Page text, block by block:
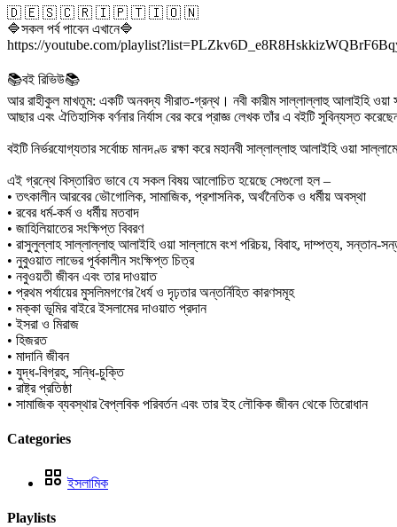
🇩 🇪 🇸 🇨 🇷 🇮 🇵 🇹 🇮 🇴 🇳
🔷সকল পর্ব পাবেন এখানে🔷
https://youtube.com/
📚বই রিভিউ📚
আর রাহীকুল মাখতূম: একটি অনবদ্য সীরাত-গ্রন্থ। নবী কারীম সাল্লাল্লাহু আলাইহি ওয়া
আছার এবং ঐতিহাসিক বর্ণনার নির্যাস বের করে প্রাজ্ঞ লেখক তাঁর এ বইটি সুবিন্যস্ত
বইটি নির্ভরযোগ্যতার সর্বোচ্চ মানদণ্ড রক্ষা করে মহানবী সাল্লাল্লাহু আলাইহি ওয়া
এই গ্রন্থে বিস্তারিত ভাবে যে সকল বিষয় আলোচিত হয়েছে সেগুলো হল –
• তৎকালীন আরবের ভৌগোলিক, সামাজিক, প্রশাসনিক, অর্থনৈতিক ও ধর্মীয় অবস্থা
• রবের ধর্ম-কর্ম ও ধর্মীয় মতবাদ
• জাহিলিয়াতের সংক্ষিপ্ত বিবরণ
• রাসুলুল্লাহ সাল্লাল্লাহু আলাইহি ওয়া সাল্লামে বংশ পরিচয়, বিবাহ, দাম্পত্য, সন্তান-
• নুবুওয়াত লাভের পূর্বকালীন সংক্ষিপ্ত চিত্র
• নবুওয়তী জীবন এবং তার দাওয়াত
• প্রথম পর্যায়ের মুসলিমগণের ধৈর্য ও দৃঢ়তার অন্তর্নিহিত কারণসমূহ
• মক্কা ভূমির বাইরে ইসলামের দাওয়াত প্রদান
• ইসরা ও মিরাজ
• হিজরত
• মাদানি জীবন
• যুদ্ধ-বিগ্রহ, সন্ধি-চুক্তি
• রাষ্ট্র প্রতিষ্ঠা
• সামাজিক ব্যবস্থার বৈপ্লবিক পরিবর্তন এবং তার ইহ লৌকিক জীবন থেকে তিরোধান
Categories
ইসলামিক
Playlists